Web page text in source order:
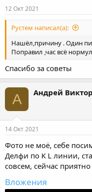
12 Окт 2021
Рустем написал(а):
Нашёл,причину . Один
Поправил ,час всё
Спасибо за советы
А Андрей
14 Окт 2021
Фото не моё, себе
Делфи по K L линии,
совсем, сейчас
Вложения